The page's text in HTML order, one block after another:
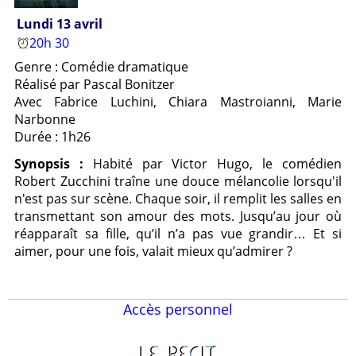
Lundi 13 avril
20h 30
Genre : Comédie dramatique
Réalisé par Pascal Bonitzer
Avec Fabrice Luchini, Chiara Mastroianni, Marie
Narbonne
Durée : 1h26
Synopsis : Habité par Victor Hugo, le comédien
Robert Zucchini traîne une douce mélancolie lorsqu'il
n'est pas sur scène. Chaque soir, il remplit les salles en
transmettant son amour des mots. Jusqu’au jour où
réapparaît sa fille, qu’il n’a pas vue grandir… Et si
aimer, pour une fois, valait mieux qu’admirer ?
Accès personnel